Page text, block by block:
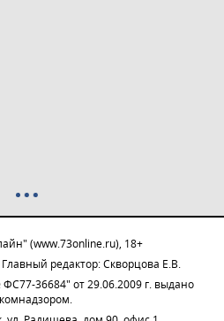
(www.73online.ru), 18+
редактор: Скворцова Е.В.
36684" от 29.06.2009 г. выдано